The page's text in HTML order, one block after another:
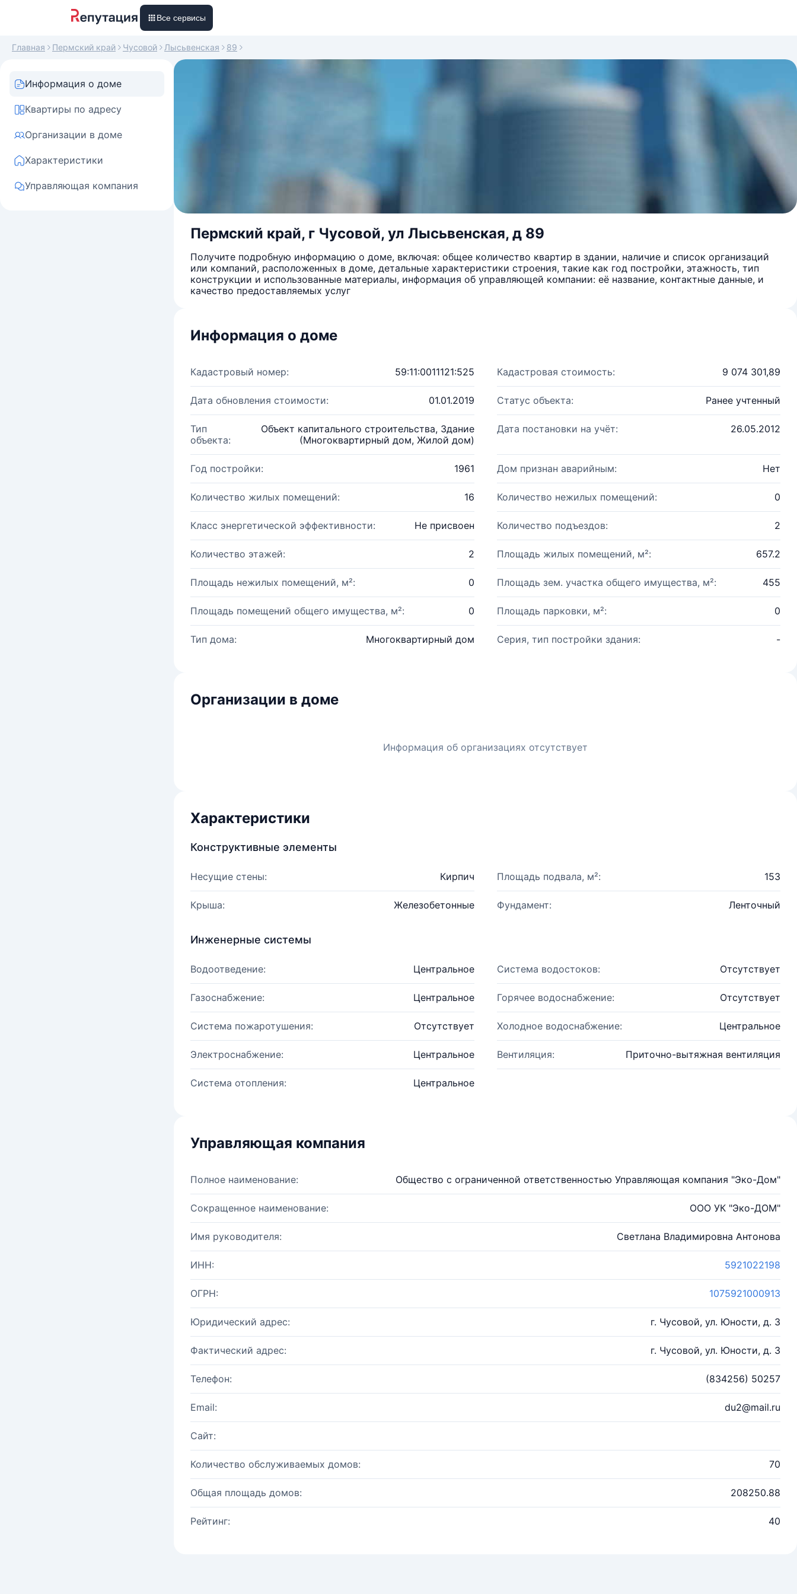
Все сервисы
Главная Пермский край Чусовой Лысьвенская 89
Информация о доме
Квартиры по адресу
Организации в доме
Характеристики
Управляющая компания
Пермский край, г Чусовой, ул Лысьвенская, д 89
Получите подробную информацию о доме, включая: общее количество квартир в здании, наличие и список организаций
или компаний, расположенных в доме, детальные характеристики строения, такие как год постройки, этажность, тип
конструкции и использованные материалы, информация об управляющей компании: её название, контактные данные, и
качество предоставляемых услуг
Информация о доме
Кадастровый номер: 59:11:0011121:525 Кадастровая стоимость: 9 074 301,89
Дата обновления стоимости: 01.01.2019 Статус объекта: Ранее учтенный
Тип
объекта:
Объект капитального строительства, Здание
(Многоквартирный дом, Жилой дом)
Дата постановки на учёт: 26.05.2012
Год постройки: 1961 Дом признан аварийным: Нет
Количество жилых помещений: 16 Количество нежилых помещений: 0
Класс энергетической эффективности: Не присвоен Количество подъездов: 2
Количество этажей: 2 Площадь жилых помещений, м²: 657.2
Площадь нежилых помещений, м²: 0 Площадь зем. участка общего имущества, м²: 455
Площадь помещений общего имущества, м²: 0 Площадь парковки, м²: 0
Тип дома: Многоквартирный дом Серия, тип постройки здания: -
Организации в доме
Информация об организациях отсутствует
Характеристики
Конструктивные элементы
Несущие стены: Кирпич Площадь подвала, м²: 153
Крыша: Железобетонные Фундамент: Ленточный
Инженерные системы
Водоотведение: Центральное Система водостоков: Отсутствует
Газоснабжение: Центральное Горячее водоснабжение: Отсутствует
Система пожаротушения: Отсутствует Холодное водоснабжение: Центральное
Электроснабжение: Центральное Вентиляция: Приточно-вытяжная вентиляция
Система отопления: Центральное
Управляющая компания
Полное наименование: Общество с ограниченной ответственностью Управляющая компания "Эко-Дом"
Сокращенное наименование: ООО УК "Эко-ДОМ"
Имя руководителя: Светлана Владимировна Антонова
ИНН: 5921022198
ОГРН: 1075921000913
Юридический адрес: г. Чусовой, ул. Юности, д. 3
Фактический адрес: г. Чусовой, ул. Юности, д. 3
Телефон: (834256) 50257
Email: du2@mail.ru
Сайт:
Количество обслуживаемых домов: 70
Общая площадь домов: 208250.88
Рейтинг: 40